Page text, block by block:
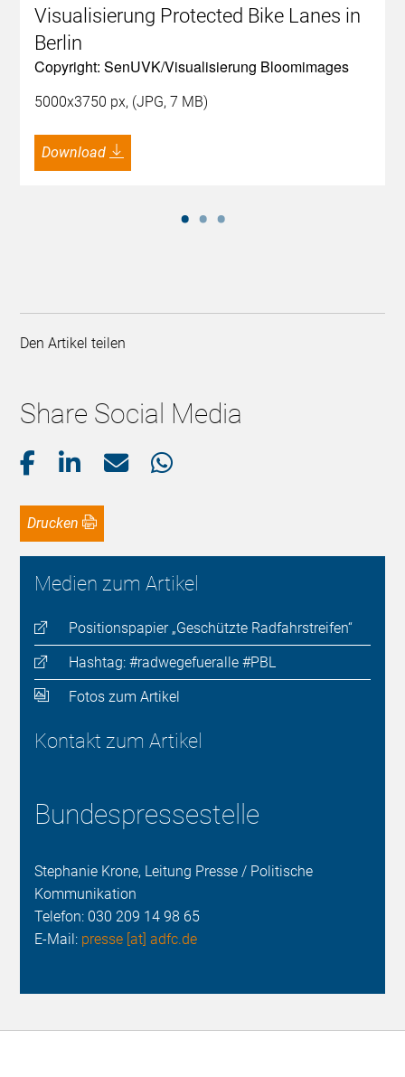
Visualisierung Protected Bike Lanes in
Berlin
Copyright: SenUVK/Visualisierung Bloomimages
5000x3750 px, (JPG, 7 MB)
Download
Den Artikel teilen
Share Social Media
Drucken
Medien zum Artikel
Positionspapier „Geschützte Radfahrstreifen“
Hashtag: #radwegefueralle #PBL
Fotos zum Artikel
Kontakt zum Artikel
Bundespressestelle
Stephanie Krone, Leitung Presse / Politische
Kommunikation
Telefon: 030 209 14 98 65
E-Mail: presse [at] adfc.de